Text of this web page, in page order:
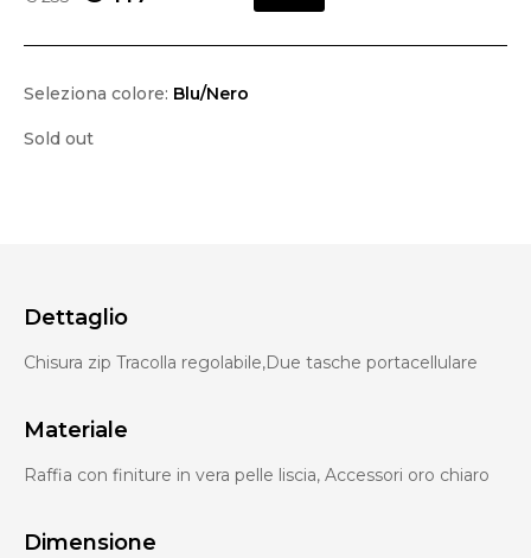
Seleziona colore: Blu/Nero
Sold out
Dettaglio
Chisura zip Tracolla regolabile,Due tasche portacellulare
Materiale
Raffia con finiture in vera pelle liscia, Accessori oro chiaro
Dimensione